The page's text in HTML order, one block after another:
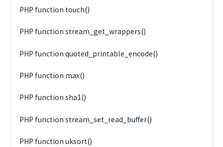
PHP function touch()
PHP function stream_get_wrappers()
PHP function quoted_printable_encode()
PHP function max()
PHP function sha1()
PHP function stream_set_read_buffer()
PHP function uksort()